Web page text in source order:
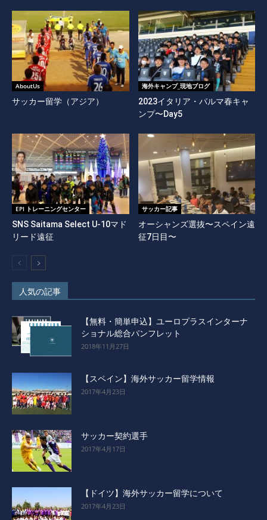
AboutUs
サッカー留学（アジア）
海外キャンプ_現地ブログ
2023イタリア・パルマ春キャ
ンプ〜Day5
EPI トレーニングセンター
SNS Saitama Select U-10マド
リード遠征
サッカー記事
オーシャンズ選抜〜スペイン遠
征7日目〜
人気の記事
【無料・簡単申込】ユーロプラスインターナ
ショナル総合パンフレット
2018年11月27日
【スペイン】海外サッカー留学情報
2017年4月23日
サッカー契約選手
2017年4月17日
【ドイツ】海外サッカー留学について
2017年4月23日